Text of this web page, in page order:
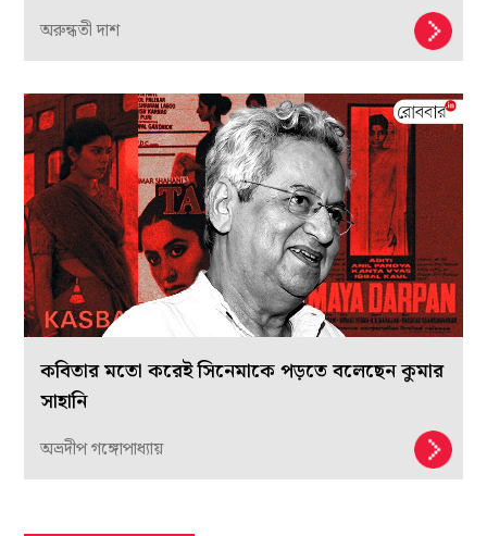
অরুন্ধতী দাশ
কবিতার মতো করেই সিনেমাকে পড়তে বলেছেন কুমার
সাহানি
অভ্রদীপ গঙ্গোপাধ্যায়